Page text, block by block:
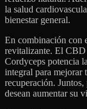
la salud
bienestar general.
En combinación con
revitalizante. El CBD
Cordyceps potencia
integral para mejorar
recuperación.
desean aumentar su